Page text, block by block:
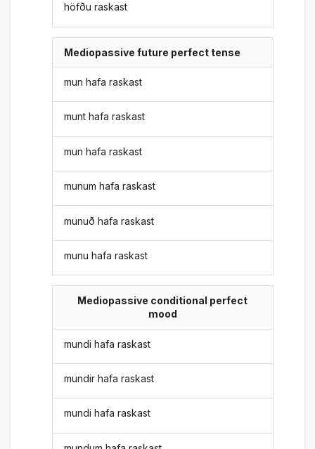
höfðu raskast
Mediopassive future perfect tense
mun hafa raskast
munt hafa raskast
mun hafa raskast
munum hafa raskast
munuð hafa raskast
munu hafa raskast
Mediopassive conditional perfect
mood
mundi hafa raskast
mundir hafa raskast
mundi hafa raskast